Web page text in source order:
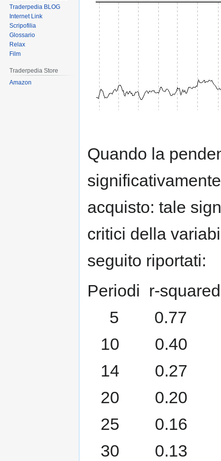
Quando la
acquisto: tale
critici della
seguito riportati:
Periodi r-squared
5 0.77
10 0.40
14 0.27
20 0.20
25 0.16
30 0.13
Traderpedia BLOG
Internet Link
Scripofilia
Glossario
Relax
Film
Traderpedia Store
Amazon